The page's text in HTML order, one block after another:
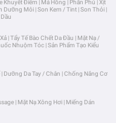
Khuyết Điểm | Má Hồng | Phấn Phủ |Xịt
Dưỡng Môi |Son Kem / Tint |Son Thỏi |
|Tẩy Tế Bào Chết Da Đầu | Mặt Nạ /
Nhuộm Tóc |Sản Phẩm Tạo Kiểu
| Dưỡng Da Tay / Chân |Chống Nắng Cơ
| Mặt Nạ Xông Hơi | Miếng Dán